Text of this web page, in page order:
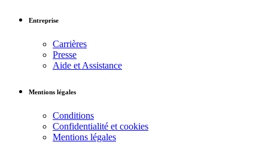
Entreprise
Carrières
Presse
Aide et Assistance
Mentions légales
Conditions
Confidentialité et cookies
Mentions légales